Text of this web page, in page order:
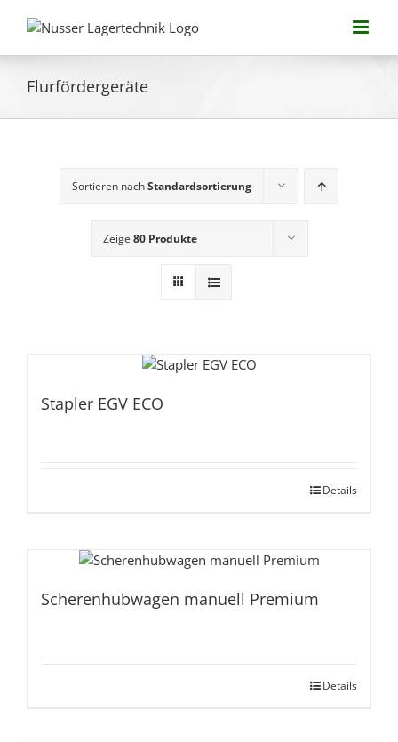
Inhalt
Flurfördergeräte
Sortieren nachStandardsortierung
Zeige 80 Produkte
Stapler EGV ECO
Details
Scherenhubwagen manuell Premium
Details